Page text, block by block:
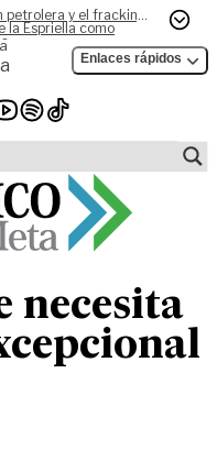
petrolera y el fracking,
la Espriella como
Enlaces rápidos
necesita